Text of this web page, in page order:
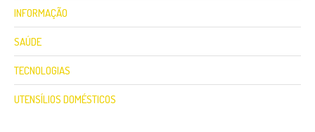
INFORMAÇÃO
SAÚDE
TECNOLOGIAS
UTENSÍLIOS DOMÉSTICOS